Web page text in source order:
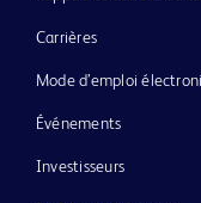
Carrières
Mode d’emploi
Événements
Investisseurs